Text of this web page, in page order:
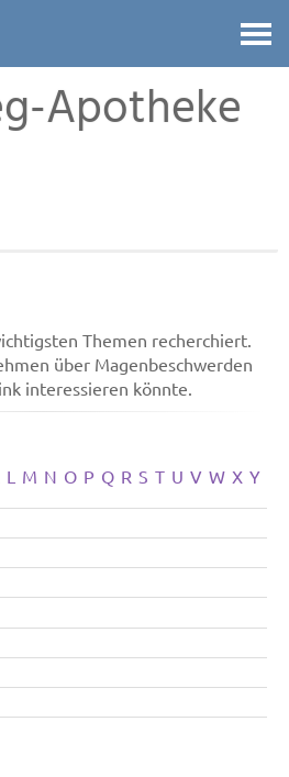
Apotheke
Themen recherchiert.
über Magenbeschwerden
interessieren könnte.
L M N O P Q R S T U V W X Y